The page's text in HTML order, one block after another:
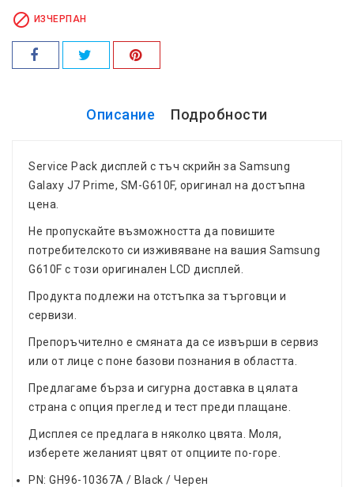
 ИЗЧЕРПАН
Описание Подробности
Service Pack дисплей с тъч скрийн за Samsung
Galaxy J7 Prime, SM-G610F, оригинал на достъпна
цена.
Не пропускайте възможността да повишите
потребителското си изживяване на вашия Samsung
G610F с този оригинален LCD дисплей.
Продукта подлежи на отстъпка за търговци и
сервизи.
Препоръчително е смяната да се извърши в сервиз
или от лице с поне базови познания в областта.
Предлагаме бърза и сигурна доставка в цялата
страна с опция преглед и тест преди плащане.
Дисплея се предлага в няколко цвята. Моля,
изберете желаният цвят от опциите по-горе.
PN: GH96-10367A / Black / Черен